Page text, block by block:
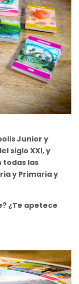
Junior y
siglo XXI, y
todas las
y Primaria y
¿Te apetece